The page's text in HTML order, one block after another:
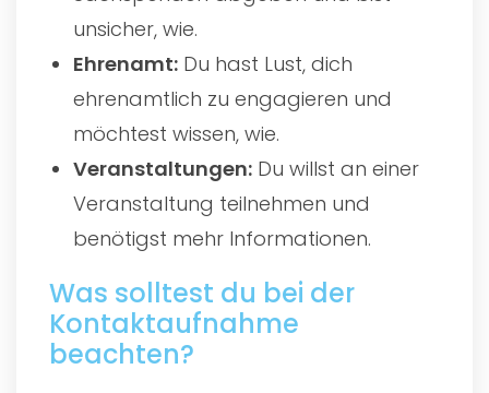
unsicher, wie.
Ehrenamt: Du hast Lust, dich
ehrenamtlich zu engagieren und
möchtest wissen, wie.
Veranstaltungen: Du willst an einer
Veranstaltung teilnehmen und
benötigst mehr Informationen.
Was solltest du bei der
Kontaktaufnahme
beachten?